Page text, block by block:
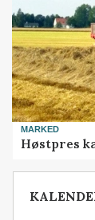
MARKED
Høstpres